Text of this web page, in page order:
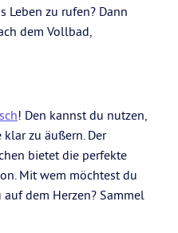
Leben zu rufen? Dann
dem Vollbad,
! Den kannst du nutzen,
zu äußern. Der
bietet die perfekte
Mit wem möchtest du
auf dem Herzen? Sammel